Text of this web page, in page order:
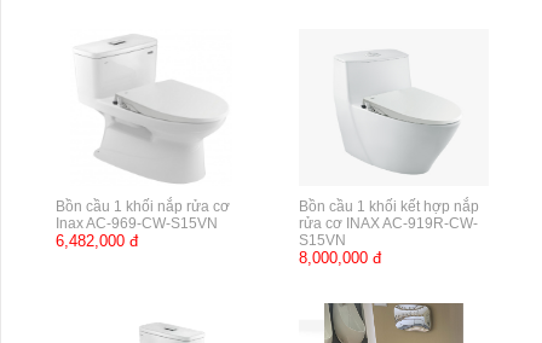
Bồn cầu 1 khối nắp rửa cơ
Inax AC-969-CW-S15VN
6,482,000 đ
Bồn cầu 1 khối kết hợp nắp
rửa cơ INAX AC-919R-CW-
S15VN
8,000,000 đ